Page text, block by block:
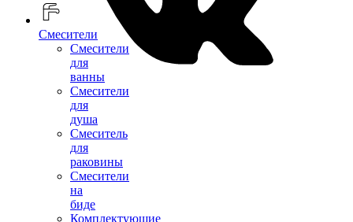
Смесители
Смесители
для
ванны
Смесители
для
душа
Смеситель
для
раковины
Смесители
на
биде
Комплектующие